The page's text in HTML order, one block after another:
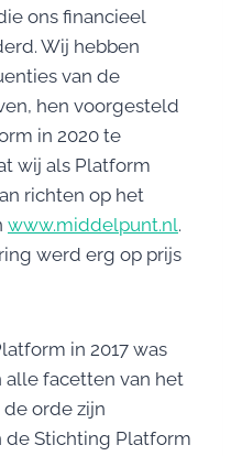
ons financieel
Wij hebben
van de
hen voorgesteld
in 2020 te
wij als Platform
richten op het
www.middelpunt.nl.
werd erg op prijs
in 2017 was
alle facetten van het
orde zijn
de Stichting Platform